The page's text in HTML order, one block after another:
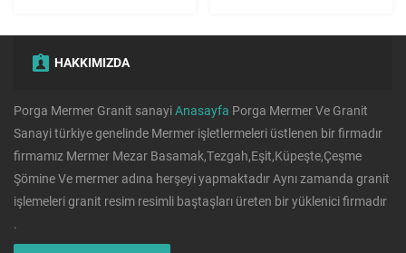
HAKKIMIZDA
Porga Mermer Granit sanayiAnasayfa Porga Mermer Ve Granit
Sanayi türkiye genelinde Mermer işletlermeleri üstlenen bir firmadır
firmamız Mermer Mezar Basamak,Tezgah,Eşit,Küpeşte,Çeşme
Şömine Ve mermer adına herşeyi yapmaktadır Aynı zamanda granit
işlemeleri granit resim resimli baştaşları üreten bir yüklenici firmadır
.